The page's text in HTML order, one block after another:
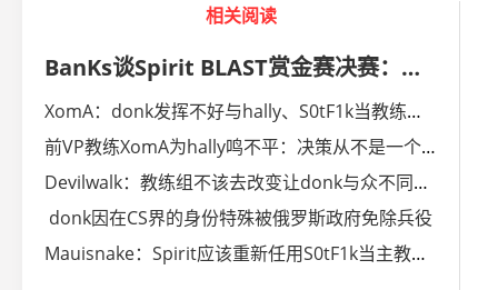
相关阅读
BanKs谈Spirit BLAST赏金赛决赛：前两图直接被打穿了
XomA：donk发挥不好与hally、S0tF1k当教练无关
前VP教练XomA为hally鸣不平：决策从不是一个人说了算
Devilwalk：教练组不该去改变让donk与众不同的东西
donk因在CS界的身份特殊被俄罗斯政府免除兵役
Mauisnake：Spirit应该重新任用S0tF1k当主教练辅助donk